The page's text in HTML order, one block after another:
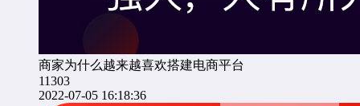
商家为什么越来越喜欢搭建电商平台
11303
2022-07-05 16:18:36